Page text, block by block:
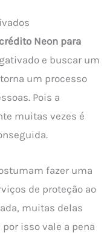
Neon para
e buscar um
um processo
Pois a
muitas vezes é
fazer uma
de proteção ao
muitas delas
isso vale a pena